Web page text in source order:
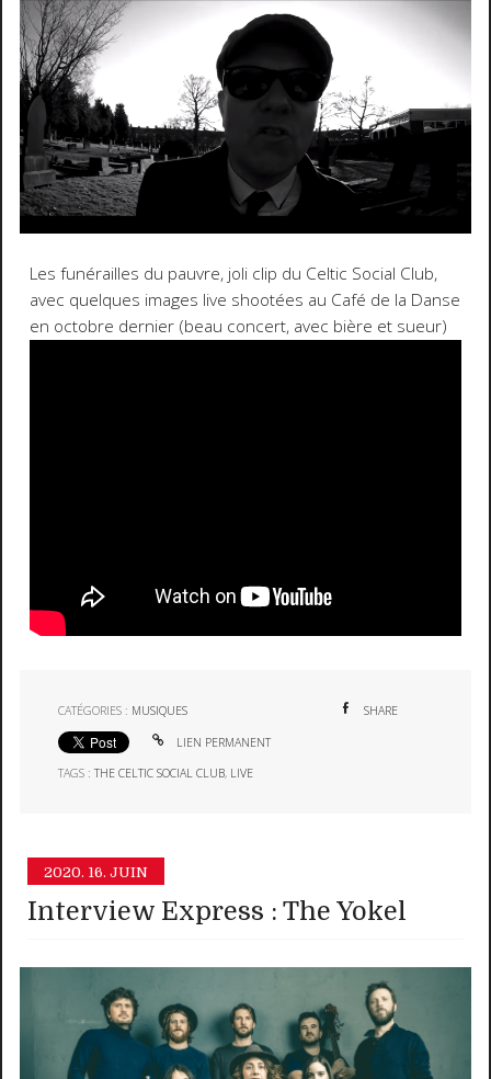
Les funérailles du pauvre, joli clip du Celtic Social Club,
avec quelques images live shootées au Café de la Danse
en octobre dernier (beau concert, avec bière et sueur)
CATÉGORIES : MUSIQUES SHARE
LIEN PERMANENT
TAGS :THE CELTIC SOCIAL CLUB, LIVE
2020. 16. JUIN
Interview Express : The Yokel